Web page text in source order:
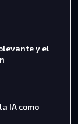
y el
IA como